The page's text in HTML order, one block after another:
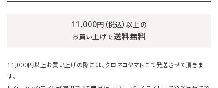
11,000円（税込）以上の
お買い上げで送料無料
11,000円以上お買い上げの際には、クロネコヤマトにて発送させて頂きま
す。